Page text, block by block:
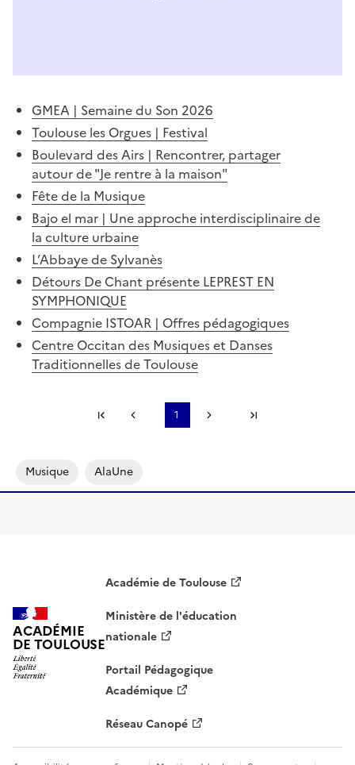
GMEA | Semaine du Son 2026
Toulouse les Orgues | Festival
Boulevard des Airs | Rencontrer, partager
autour de "Je rentre à la maison"
Fête de la Musique
Bajo el mar | Une approche interdisciplinaire de
la culture urbaine
L’Abbaye de Sylvanès
Détours De Chant présente LEPREST EN
SYMPHONIQUE
Compagnie ISTOAR | Offres pédagogiques
Centre Occitan des Musiques et Danses
Traditionnelles de Toulouse
Première page
Page précédente
1
Page suivanteDernière page
S'abonner à Accordéon
Musique AlaUne
ACADÉMIE
DE TOULOUSE
Académie de Toulouse
Ministère de l'éducation
nationale
Portail Pédagogique
Académique
Réseau Canopé